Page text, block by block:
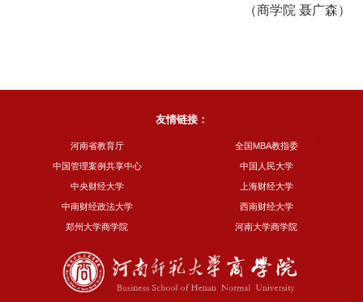
（商学院 聂广森）
友情链接：
河南省教育厅 全国MBA教指委
中国管理案例共享中心 中国人民大学
中央财经大学 上海财经大学
中南财经政法大学 西南财经大学
郑州大学商学院 河南大学商学院